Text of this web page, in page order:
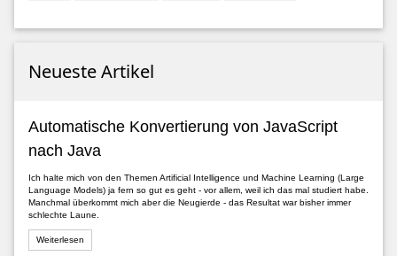
Neueste Artikel
Automatische Konvertierung von JavaScript
nach Java
Ich halte mich von den Themen Artificial Intelligence und Machine Learning (Large
Language Models) ja fern so gut es geht - vor allem, weil ich das mal studiert habe.
Manchmal überkommt mich aber die Neugierde - das Resultat war bisher immer
schlechte Laune.
Weiterlesen